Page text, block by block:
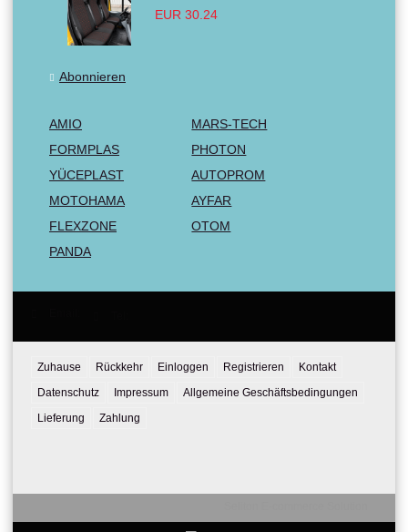
EUR 30.24
Abonnieren
AMIO
MARS-TECH
FORMPLAS
PHOTON
YÜCEPLAST
AUTOPROM
MOTOHAMA
AYFAR
FLEXZONE
OTOM
PANDA
Zuhause Rückkehr Einloggen Registrieren
Kontakt
Datenschutz
Impressum
Allgemeine Geschäftsbedingungen
Lieferung
Zahlung